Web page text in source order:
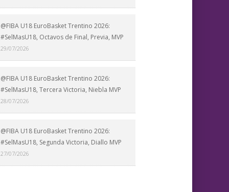
@FIBA U18 EuroBasket Trentino 2026:
#SelMasU18, Octavos de Final, Previa, MVP
29/07/2026
@FIBA U18 EuroBasket Trentino 2026:
#SelMasU18, Tercera Victoria, Niebla MVP
28/07/2026
@FIBA U18 EuroBasket Trentino 2026:
#SelMasU18, Segunda Victoria, Diallo MVP
27/07/2026